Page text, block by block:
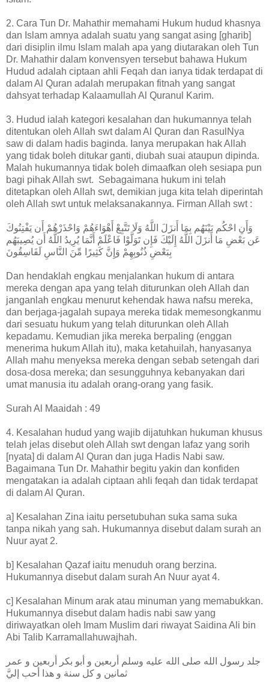
2. Cara Tun Dr. Mahathir memahami Hukum hudud khasnya
dan Islam amnya adalah suatu yang sangat asing [gharib]
dari disiplin ilmu Islam malah apa yang diutarakan oleh Tun
Dr. Mahathir dalam konvensyen tersebut bahawa Hukum
Hudud adalah ciptaan ahli Feqah dan ianya tidak terdapat di
dalam Al Quran adalah merupakan fitnah yang sangat
dahsyat terhadap Kalaamullah Al Quranul Karim.
3. Hudud ialah kategori kesalahan dan hukumannya telah
ditentukan oleh Allah swt dalam Al Quran dan RasulNya
saw di dalam hadis baginda. Ianya merupakan hak Allah
yang tidak boleh ditukar ganti, diubah suai ataupun dipinda.
Malah hukumannya tidak boleh dimaafkan oleh sesiapa pun
bagi pihak Allah swt. Sebagaimana hukum ini telah
ditetapkan oleh Allah swt, demikian juga kita telah diperintah
oleh Allah swt untuk melaksanakannya. Firman Allah swt :
وَأَنِ احْكُم بَيْنَهُم بِمَا أَنزَلَ اللَّهُ وَلَا تَتَّبِعْ أَهْوَاءَهُمْ وَاحْذَرْهُمْ أَن يَفْتِنُوكَ
عَن بَعْضِ مَا أَنزَلَ اللَّهُ إِلَيْكَ فَإِن تَوَلَّوْا فَاعْلَمْ أَنَّمَا يُرِيدُ اللَّهُ أَن يُصِيبَهُم
بِبَعْضِ ذُنُوبِهِمْ وَإِنَّ كَثِيرًا مِّنَ النَّاسِ لَفَاسِقُونَ
Dan hendaklah engkau menjalankan hukum di antara
mereka dengan apa yang telah diturunkan oleh Allah dan
janganlah engkau menurut kehendak hawa nafsu mereka,
dan berjaga-jagalah supaya mereka tidak memesongkanmu
dari sesuatu hukum yang telah diturunkan oleh Allah
kepadamu. Kemudian jika mereka berpaling (enggan
menerima hukum Allah itu), maka ketahuilah, hanyasanya
Allah mahu menyeksa mereka dengan sebab setengah dari
dosa-dosa mereka; dan sesungguhnya kebanyakan dari
umat manusia itu adalah orang-orang yang fasik.
Surah Al Maaidah : 49
4. Kesalahan hudud yang wajib dijatuhkan hukuman khusus
telah jelas disebut oleh Allah swt dengan lafaz yang sorih
[nyata] di dalam Al Quran dan juga Hadis Nabi saw.
Bagaimana Tun Dr. Mahathir begitu yakin dan konfiden
mengatakan ia adalah ciptaan ahli feqah dan tidak terdapat
di dalam Al Quran.
a] Kesalahan Zina iaitu persetubuhan suka sama suka
tanpa nikah yang sah. Hukumannya disebut dalam surah an
Nuur ayat 2.
b] Kesalahan Qazaf iaitu menuduh orang berzina.
Hukumannya disebut dalam surah An Nuur ayat 4.
c] Kesalahan Minum arak atau minuman yang memabukkan.
Hukumannya disebut dalam hadis nabi saw yang
diriwayatkan oleh Imam Muslim dari riwayat Saidina Ali bin
Abi Talib Karramallahuwajhah.
جلد رسول الله صلى الله عليه وسلم أربعين و أبو بكر أربعين و عمر
ثمانين و كل سنة و هذا أحب إليَّ